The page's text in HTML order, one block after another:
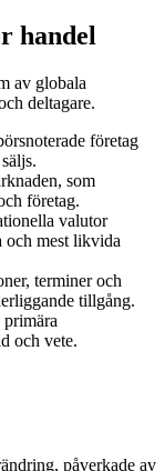
handel
av globala
deltagare.
företag
som
företag.
valutor
och mest likvida
terminer och
tillgång.
och vete.
påverkade av